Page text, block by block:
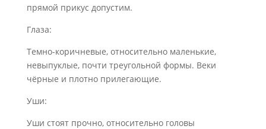
прямой прикус допустим.
Глаза:
Темно-коричневые, относительно маленькие,
невыпуклые, почти треугольной формы. Веки
чёрные и плотно прилегающие.
Уши:
Уши стоят прочно, относительно головы